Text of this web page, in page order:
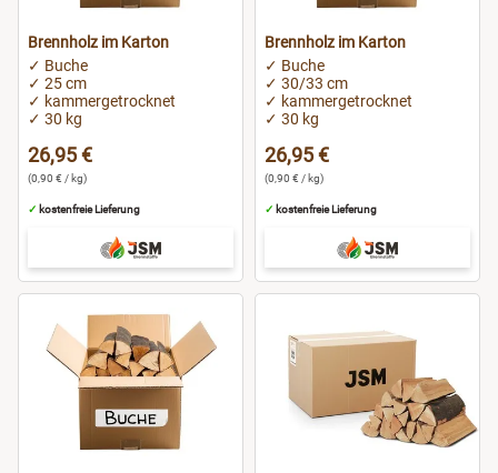
Brennholz im Karton
✓ Buche
✓ 25 cm
✓ kammergetrocknet
✓ 30 kg
26,95 €
(0,90 € / kg)
✓ kostenfreie Lieferung
Brennholz im Karton
✓ Buche
✓ 30/33 cm
✓ kammergetrocknet
✓ 30 kg
26,95 €
(0,90 € / kg)
✓ kostenfreie Lieferung